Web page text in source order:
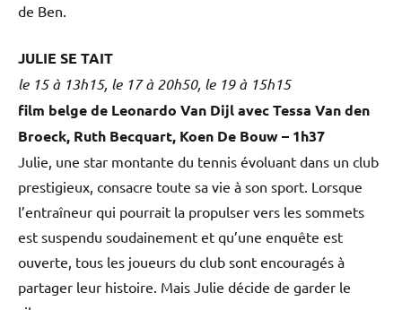
de Ben.
JULIE SE TAIT
le 15 à 13h15, le 17 à 20h50, le 19 à 15h15
film belge de Leonardo Van Dijl avec Tessa Van den
Broeck, Ruth Becquart, Koen De Bouw – 1h37
Julie, une star montante du tennis évoluant dans un club
prestigieux, consacre toute sa vie à son sport. Lorsque
l’entraîneur qui pourrait la propulser vers les sommets
est suspendu soudainement et qu’une enquête est
ouverte, tous les joueurs du club sont encouragés à
partager leur histoire. Mais Julie décide de garder le